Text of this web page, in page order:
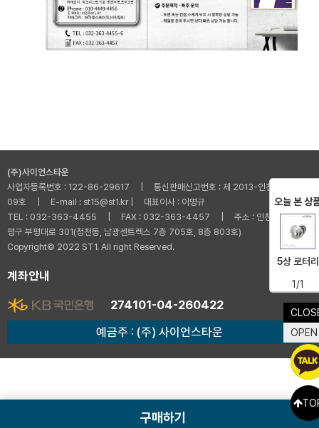
구매하기
(주)사이언스타운
사업자등록번호 : 122-86-29617 | 통신판매신고번호 : 제 2013-인천부평-001
09호 | E-mail : st15@st1.kr | 대표이사 : 이명규
TEL : 032-363-4455 | FAX : 032-363-4457 | 주소 : 인천광역시 부
평구 부평대로 301(청천동, 남광센트렉스 7층 705호, 8층 803호)
Copyright© 2022 ST1. All right Reserved.
계좌안내
274101-04-260422
예금주 : (주) 사이언스타운
OPEN
오늘 본 상
5상 로터리
1/1